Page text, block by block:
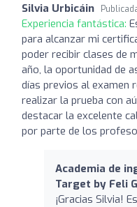
Silvia Urbicáin
Experiencia fantástica:
para alcanzar mi
poder recibir clases de
año, la oportunidad de
días previos al examen
realizar la prueba con
destacar la excelente
por parte de los
Academia de
Target by Feli
¡Gracias Silvia!